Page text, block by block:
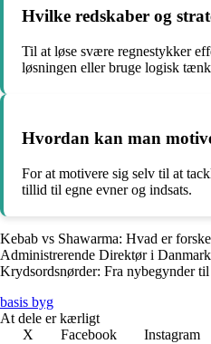
Hvilke redskaber og
Til at løse svære regnestykker
løsningen eller bruge logisk
Hvordan kan man
For at motivere sig selv til at
tillid til egne evner og indsats.
Kebab vs Shawarma: Hvad er
Administrerende Direktør i Danmark
Krydsordsnørder: Fra nybegynder til
basis byg
At dele er kærligt
X
Facebook Instagram